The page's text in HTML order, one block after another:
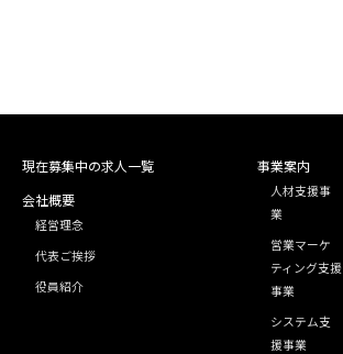
現在募集中の求人一覧
会社概要
経営理念
代表ご挨拶
役員紹介
事業案内
人材支援事
業
営業マーケ
ティング支援
事業
システム支
援事業